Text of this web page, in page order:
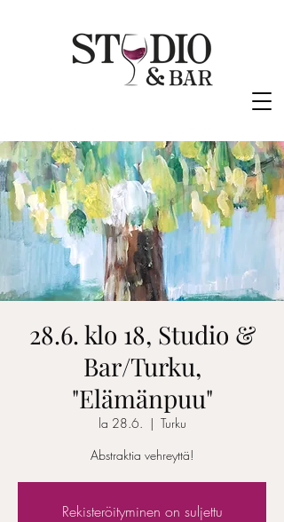
28.6. klo 18, Studio &
Bar/Turku,
"Elämänpuu"
la 28.6.
  |
Turku
Abstraktia vehreyttä!
Rekisteröityminen on suljettu